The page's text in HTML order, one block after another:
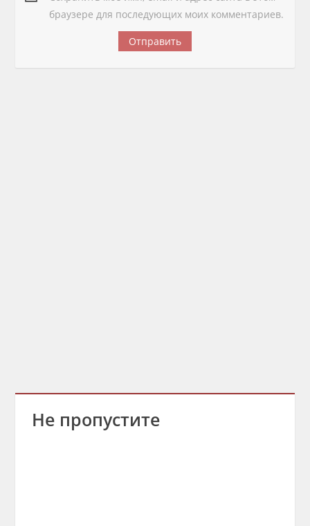
браузере для последующих моих комментариев.
Не пропустите